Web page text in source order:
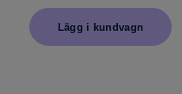
Lägg i kundvagn